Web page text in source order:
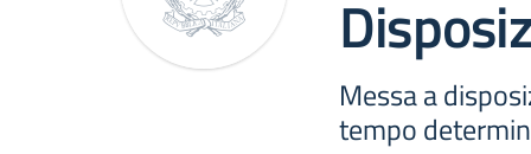
Messa a
tempo